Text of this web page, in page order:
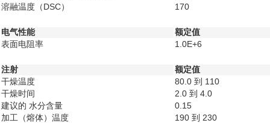
溶融温度（DSC）
170
电气性能
额定值
表面电阻率
1.0E+6
注射
额定值
干燥温度
80.0 到 110
干燥时间
2.0 到 4.0
建议的 水分含量
0.15
加工（熔体）温度
190 到 230